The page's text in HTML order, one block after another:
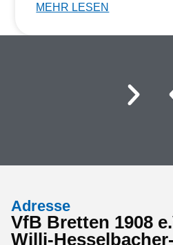
MEHR LESEN
Adresse
VfB Bretten 1908
Willi-